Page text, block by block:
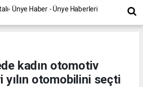
kadın otomotiv
yılın otomobilini seçti